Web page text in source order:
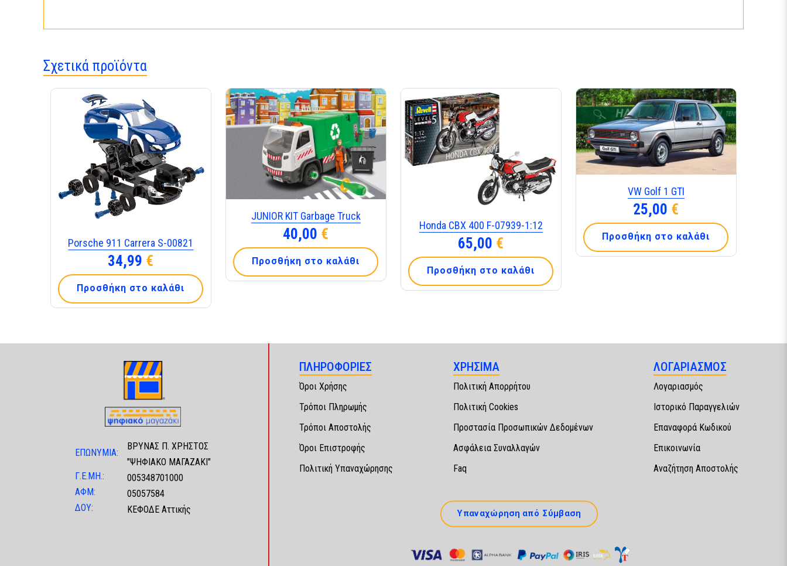
Σχετικά προϊόντα
Porsche 911 Carrera S-00821
34,99 €
Προσθήκη στο καλάθι
JUNIOR KIT Garbage Truck
40,00 €
Προσθήκη στο καλάθι
Honda CBX 400 F-07939-1:12
65,00 €
Προσθήκη στο καλάθι
VW Golf 1 GTI
25,00 €
Προσθήκη στο καλάθι
ΕΠΩΝΥΜΙΑ:
ΒΡΥΝΑΣ Π. ΧΡΗΣΤΟΣ
"ΨΗΦΙΑΚΟ ΜΑΓΑΖΑΚΙ"
Γ.Ε.ΜΗ.:
005348701000
ΑΦΜ:
05057584
ΔΟΥ:
ΚΕΦΟΔΕ Αττικής
ΠΛΗΡΟΦΟΡΙΕΣ
Όροι Χρήσης
Τρόποι Πληρωμής
Τρόποι Αποστολής
Όροι Επιστροφής
Πολιτική Υπαναχώρησης
ΧΡΗΣΙΜΑ
Πολιτική Απορρήτου
Πολιτική Cookies
Προστασία Προσωπικών Δεδομένων
Ασφάλεια Συναλλαγών
Faq
ΛΟΓΑΡΙΑΣΜΟΣ
Λογαριασμός
Ιστορικό Παραγγελιών
Επαναφορά Κωδικού
Επικοινωνία
Αναζήτηση Αποστολής
Υπαναχώρηση από Σύμβαση